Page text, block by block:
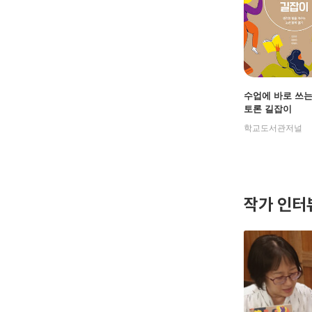
수업에 바로 쓰
토론 길잡이
학교도서관저널
작가 인터